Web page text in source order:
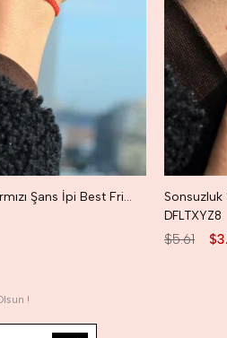
Sonsuzluk Simgeli Kırmızı Şans İpi Best Friend Bilekliği 2 Adet Sonsuzluk
DFLTXYZ8
$5.61
!